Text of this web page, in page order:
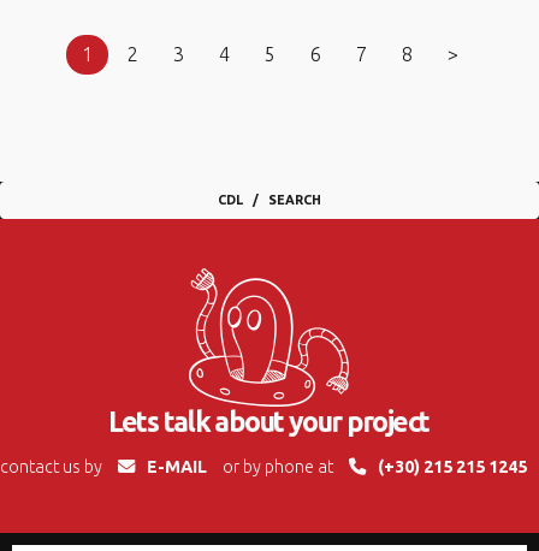
1 2 3 4 5 6 7 8 >
CDL SEARCH
Lets talk about your project
contact us by E-MAIL or by phone at (+30) 215 215 1245